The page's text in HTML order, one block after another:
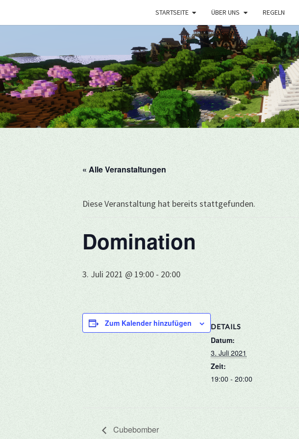
STARTSEITE ÜBER UNS REGELN
« Alle Veranstaltungen
Diese Veranstaltung hat bereits stattgefunden.
Domination
3. Juli 2021 @ 19:00 - 20:00
Zum Kalender hinzufügen DETAILS
Datum:
3. Juli 2021
Zeit:
19:00 - 20:00
Cubebomber